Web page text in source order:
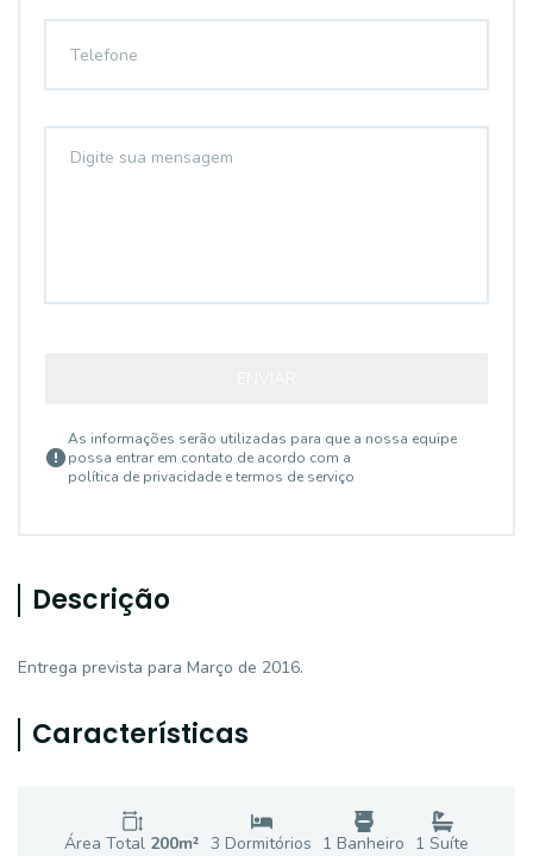
As informações serão utilizadas para que a nossa equipe
possa entrar em contato de acordo com a
política de privacidade e termos de serviço
Descrição
Entrega prevista para Março de 2016.
Características
Área Total 200m² 3 Dormitórios 1 Banheiro 1 Suíte